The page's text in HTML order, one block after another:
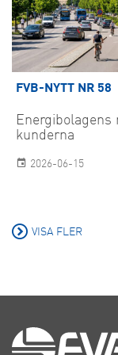
FVB-NYTT NR 58
kunderna
2026-06-15
VISA FLER